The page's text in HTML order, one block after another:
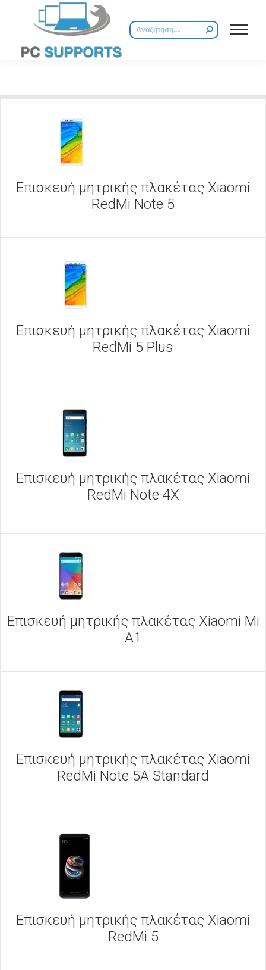
Επισκευή μητρικής πλακέτας Xiaomi
RedMi Note 5
Επισκευή μητρικής πλακέτας Xiaomi
RedMi 5 Plus
Επισκευή μητρικής πλακέτας Xiaomi
RedMi Note 4X
Επισκευή μητρικής πλακέτας Xiaomi Mi
A1
Επισκευή μητρικής πλακέτας Xiaomi
RedMi Note 5A Standard
Επισκευή μητρικής πλακέτας Xiaomi
RedMi 5